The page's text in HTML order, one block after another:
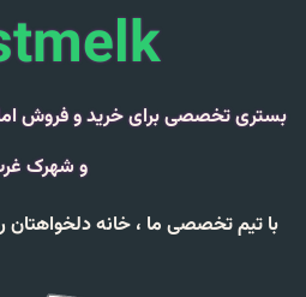
بستری تخصصی برای خرید و فروش
و شهرک
با تیم تخصصی ما ، خانه دلخواهتان